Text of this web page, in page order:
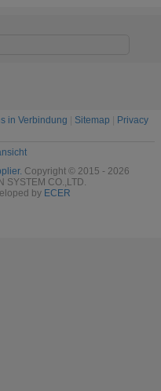
in Verbindung Sitemap
Privacy
Copyright © 2015 - 2026
SYSTEM CO.,LTD.
by ECER